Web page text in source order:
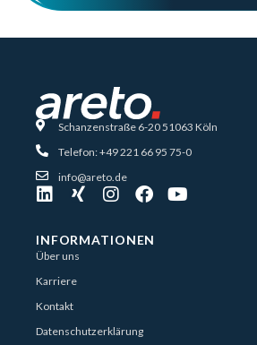
Schanzenstraße 6-20 51063 Köln
Telefon: +49 221 66 95 75-0
info@areto.de
INFORMATIONEN
Über uns
Karriere
Kontakt
Datenschutzerklärung